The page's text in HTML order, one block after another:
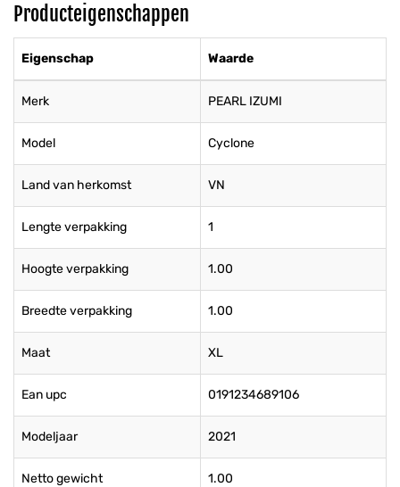
Producteigenschappen
Eigenschap Waarde
Merk PEARL IZUMI
Model Cyclone
Land van herkomst VN
Lengte verpakking 1
Hoogte verpakking 1.00
Breedte verpakking 1.00
Maat XL
Ean upc 0191234689106
Modeljaar 2021
Netto gewicht 1.00